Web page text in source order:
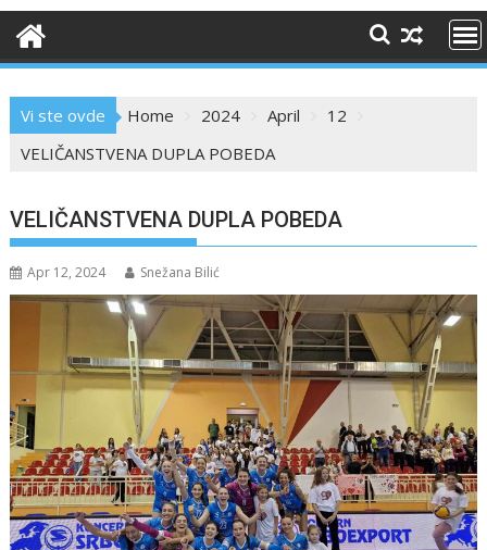
Vi ste ovde Home 2024 April
12
VELIČANSTVENA DUPLA POBEDA
VELIČANSTVENA DUPLA POBEDA
Apr 12, 2024 Snežana Bilić